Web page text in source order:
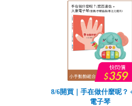
8/6開買｜手在做什麼呢？
電子琴